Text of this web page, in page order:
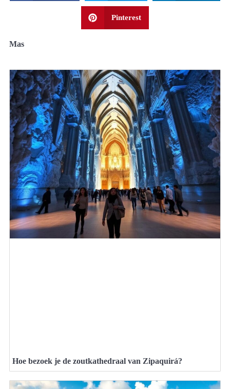
Pinterest
Mas
Hoe bezoek je de zoutkathedraal van Zipaquirá?